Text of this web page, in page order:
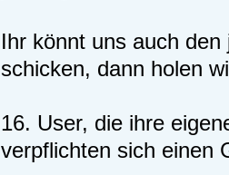
Ihr könnt uns auch
schicken, dann holen
16. User, die ihre
verpflichten sich einen